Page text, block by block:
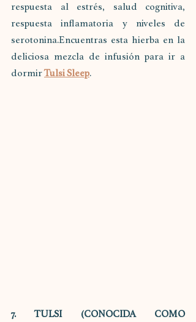
respuesta al estrés, salud cognitiva,
respuesta inflamatoria y niveles de
serotonina.Encuentras esta hierba en la
deliciosa mezcla de infusión para ir a
dormir Tulsi Sleep.
7. TULSI (CONOCIDA COMO